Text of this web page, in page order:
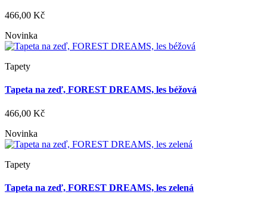
466,00 Kč
Novinka
Tapety
Tapeta na zeď, FOREST DREAMS, les béžová
466,00 Kč
Novinka
Tapety
Tapeta na zeď, FOREST DREAMS, les zelená